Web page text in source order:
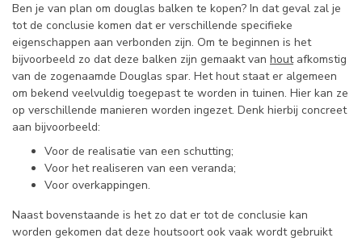
Ben je van plan om douglas balken te kopen? In dat geval zal je
tot de conclusie komen dat er verschillende specifieke
eigenschappen aan verbonden zijn. Om te beginnen is het
bijvoorbeeld zo dat deze balken zijn gemaakt van houtafkomstig
van de zogenaamde Douglas spar. Het hout staat er algemeen
om bekend veelvuldig toegepast te worden in tuinen. Hier kan ze
op verschillende manieren worden ingezet. Denk hierbij concreet
aan bijvoorbeeld:
Voor de realisatie van een schutting;
Voor het realiseren van een veranda;
Voor overkappingen.
Naast bovenstaande is het zo dat er tot de conclusie kan
worden gekomen dat deze houtsoort ook vaak wordt gebruikt